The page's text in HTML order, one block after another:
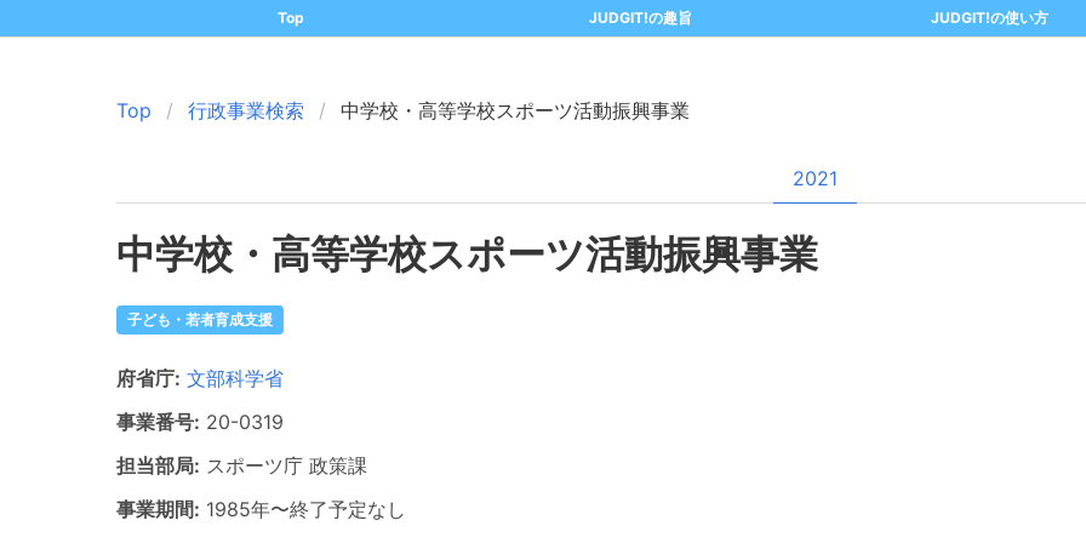
Top JUDGIT!の趣旨 JUDGIT!の使い方
Top 行政事業検索 中学校・高等学校スポーツ活動振興事業
2021
中学校・高等学校スポーツ活動振興事業
子ども・若者育成支援
府省庁: 文部科学省
事業番号: 20-0319
担当部局: スポーツ庁 政策課
事業期間: 1985年〜終了予定なし